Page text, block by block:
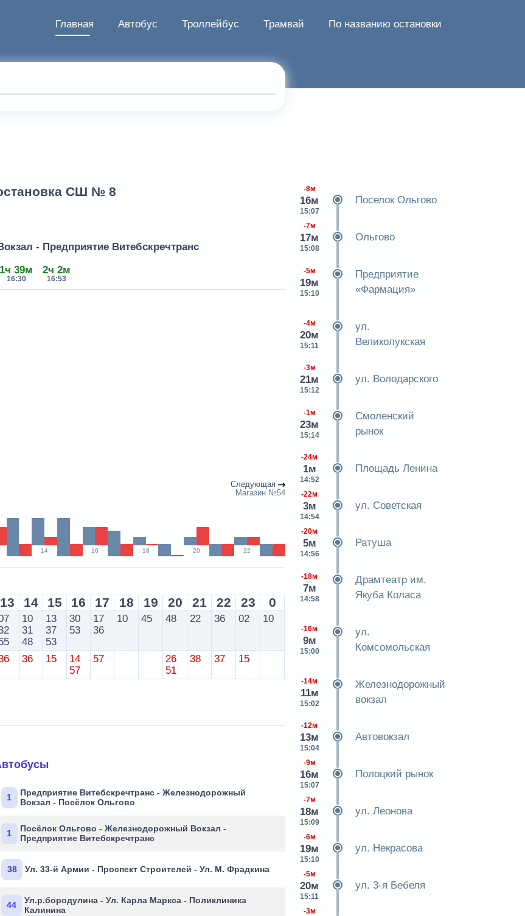
Главная Автобус Троллейбус Трамвай По названию остановки
СШ № 8
- Предприятие Витебскречтранс
1ч 39м
16:30
2ч 2м
16:53
Следующая
Магазин №54
14 16 18 20 22
13 14 15 16 17 18 19 20 21 22 23 0
10
31
48
13
37
53
30
53
17
36
10 45 48 22 36 02 10
36 15
14
57
57
26
51
38 37 15
1
Предприятие Витебскречтранс - Железнодорожный
Вокзал - Посёлок Ольгово
1
Посёлок Ольгово - Железнодорожный Вокзал -
Предприятие Витебскречтранс
38 Ул. 33-й Армии - Проспект Строителей - Ул. М. Фрадкина
44
Ул.р.бородулина - Ул. Карла Маркса - Поликлиника
Калинина
-8м
16м
15:07
Поселок Ольгово
-7м
17м
15:08
Ольгово
-5м
19м
15:10
Предприятие
«Фармация»
-4м
20м
15:11
ул.
Великолукская
-3м
21м
15:12
ул. Володарского
-1м
23м
15:14
Смоленский
рынок
-24м
1м
14:52
Площадь Ленина
-22м
3м
14:54
ул. Советская
-20м
5м
14:56
Ратуша
-18м
7м
14:58
Драмтеатр им.
Якуба Коласа
-16м
9м
15:00
ул.
Комсомольская
-14м
11м
15:02
Железнодорожный
вокзал
-12м
13м
15:04
Автовокзал
-9м
16м
15:07
Полоцкий рынок
-7м
18м
15:09
ул. Леонова
-6м
19м
15:10
ул. Некрасова
-5м
20м
15:11
ул. 3-я Бебеля
-3м